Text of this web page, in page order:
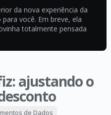
da nova experiência da
você. Em breve, ela
totalmente pensada
ajustando o
de Dados